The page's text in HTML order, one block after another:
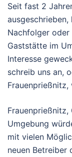
Seit fast 2
Nachfolger
Gaststätte im
Interesse
schreib uns an,
Frauenprießnitz,
Umgebung
mit vielen
neuen Betreiber